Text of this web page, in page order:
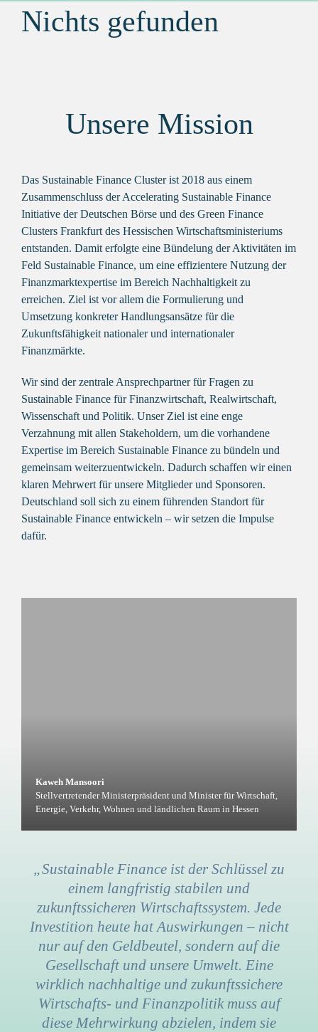
Nichts gefunden
Unsere Mission
Das Sustainable Finance Cluster ist 2018 aus einem
Zusammenschluss der Accelerating Sustainable Finance
Initiative der Deutschen Börse und des Green Finance
Clusters Frankfurt des Hessischen Wirtschaftsministeriums
entstanden. Damit erfolgte eine Bündelung der Aktivitäten im
Feld Sustainable Finance, um eine effizientere Nutzung der
Finanzmarktexpertise im Bereich Nachhaltigkeit zu
erreichen. Ziel ist vor allem die Formulierung und
Umsetzung konkreter Handlungsansätze für die
Zukunftsfähigkeit nationaler und internationaler
Finanzmärkte.
Wir sind der zentrale Ansprechpartner für Fragen zu
Sustainable Finance für Finanzwirtschaft, Realwirtschaft,
Wissenschaft und Politik. Unser Ziel ist eine enge
Verzahnung mit allen Stakeholdern, um die vorhandene
Expertise im Bereich Sustainable Finance zu bündeln und
gemeinsam weiterzuentwickeln. Dadurch schaffen wir einen
klaren Mehrwert für unsere Mitglieder und Sponsoren.
Deutschland soll sich zu einem führenden Standort für
Sustainable Finance entwickeln – wir setzen die Impulse
dafür.
Kaweh Mansoori
Stellvertretender Ministerpräsident und Minister für Wirtschaft,
Energie, Verkehr, Wohnen und ländlichen Raum in Hessen
„Sustainable Finance ist der Schlüssel zu
einem langfristig stabilen und
zukunftssicheren Wirtschaftssystem. Jede
Investition heute hat Auswirkungen – nicht
nur auf den Geldbeutel, sondern auf die
Gesellschaft und unsere Umwelt. Eine
wirklich nachhaltige und zukunftssichere
Wirtschafts- und Finanzpolitik muss auf
diese Mehrwirkung abzielen, indem sie